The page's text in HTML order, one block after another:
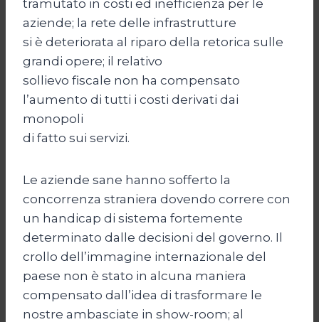
tramutato in costi ed inefficienza per le
aziende; la rete delle infrastrutture
si è deteriorata al riparo della retorica sulle
grandi opere; il relativo
sollievo fiscale non ha compensato
l’aumento di tutti i costi derivati dai
monopoli
di fatto sui servizi.
Le aziende sane hanno sofferto la
concorrenza straniera dovendo correre con
un handicap di sistema fortemente
determinato dalle decisioni del governo. Il
crollo dell’immagine internazionale del
paese non è stato in alcuna maniera
compensato dall’idea di trasformare le
nostre ambasciate in show-room; al